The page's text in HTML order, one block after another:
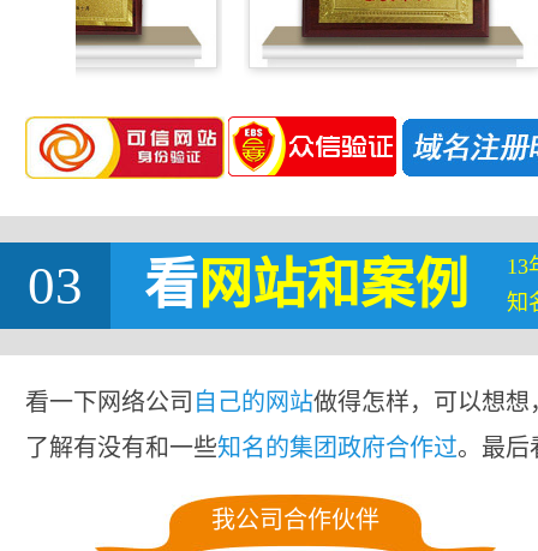
03 看网站和案例
13
知
看一下网络公司 自己的网站做得怎样，可以想
了解有没有和一些知名的集团政府合作过。最后
我公司合作伙伴